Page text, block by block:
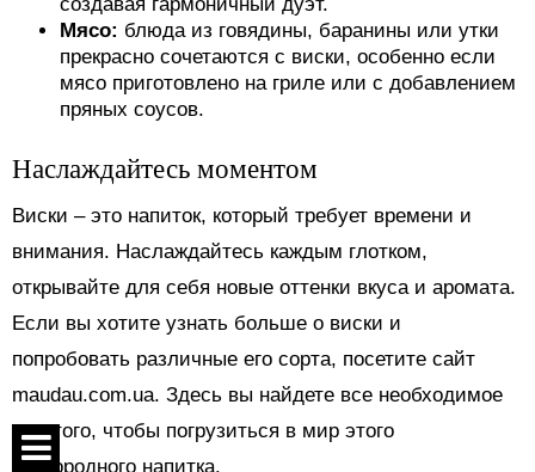
Мясо: блюда из говядины, баранины или утки
прекрасно сочетаются с виски, особенно если
мясо приготовлено на гриле или с добавлением
пряных соусов.
Наслаждайтесь моментом
Виски – это напиток, который требует времени и
внимания. Наслаждайтесь каждым глотком,
открывайте для себя новые оттенки вкуса и аромата.
Если вы хотите узнать больше о виски и
попробовать различные его сорта, посетите сайт
maudau.com.ua. Здесь вы найдете все необходимое
для того, чтобы погрузиться в мир этого
благородного напитка.